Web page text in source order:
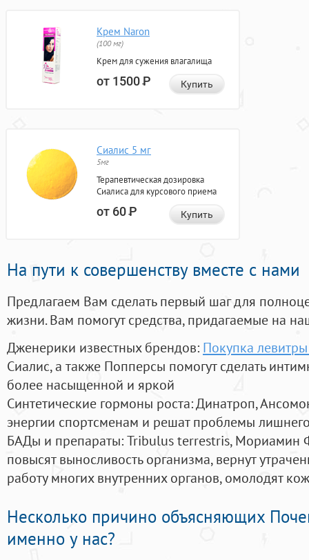
Крем Naron
(100 мг)
Крем для сужения влагалища
от 1500Р Купить
Сиалис 5 мг
5мг
Терапевтическая дозировка
Сиалиса для курсового приема
от 60Р Купить
На пути к совершенству вместе с нами
Предлагаем Вам сделать первый шаг для
жизни. Вам помогут средства, придагаемые на
Дженерики известных брендов: Покупка
Сиалис, а также Попперсы помогут сделать
более насыщенной и яркой
Синтетические гормоны роста: Динатроп,
энергии спортсменам и решат проблемы
БАДы и препараты:Tribulus terrestris, Мориамин
повысят выносливость организма, вернут
работу многих внутренних органов, омолодят
Несколько причино объясняющих
именно у нас?